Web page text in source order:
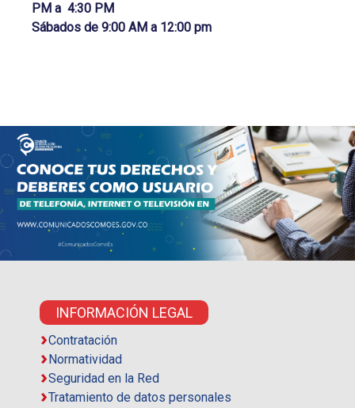
PM a 4:30 PM
Sábados de 9:00 AM a 12:00 pm
INFORMACIÓN LEGAL
Contratación
Normatividad
Seguridad en la Red
Tratamiento de datos personales